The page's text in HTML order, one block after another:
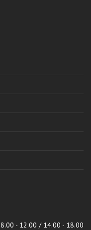
8.00 - 12.00 / 14.00 - 18.00